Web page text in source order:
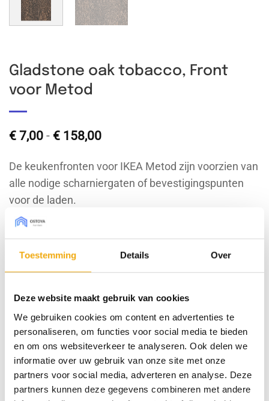
Toestemming Details Over
Deze website maakt gebruik van cookies
We gebruiken cookies om content en advertenties te
personaliseren, om functies voor social media te bieden
en om ons websiteverkeer te analyseren. Ook delen we
informatie over uw gebruik van onze site met onze
partners voor social media, adverteren en analyse. Deze
partners kunnen deze gegevens combineren met andere
Gladstone oak tobacco, Front
voor Metod
€ 7,00 - € 158,00Prijsklasse:
€ 158,00
De keukenfronten voor IKEA Metod zijn voorzien van
alle nodige scharniergaten of bevestigingspunten
voor de laden.
Bestel sample € 7,50 (borg)
Type front
Afmeting Metod (bxh)
Houtnerf richting